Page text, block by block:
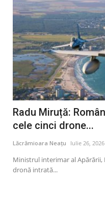
Radu Miruță:
cele cinci drone...
Lăcrămioara Neațu Iulie 26, 2026
Ministrul interimar al Apărării,
dronă intrată...